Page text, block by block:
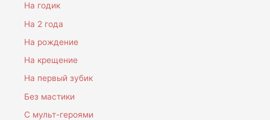
На годик
На 2 года
На рождение
На крещение
На первый зубик
Без мастики
С мульт-героями